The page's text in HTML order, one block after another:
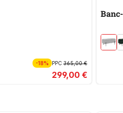
-18% PPC365,00 €
299,00 €